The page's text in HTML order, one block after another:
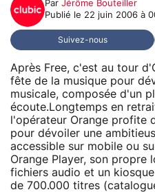
Par Jérôme Bouteiller
Publié le 22 juin 2006 à
Suivez-nous
Après Free, c'est au tour
fête de la musique pour
musicale, composée d'un
écoute.Longtemps en
l'opérateur Orange profite
pour dévoiler une
accessible sur mobile ou
Orange Player, son propre
fichiers audio et un
de 700.000 titres